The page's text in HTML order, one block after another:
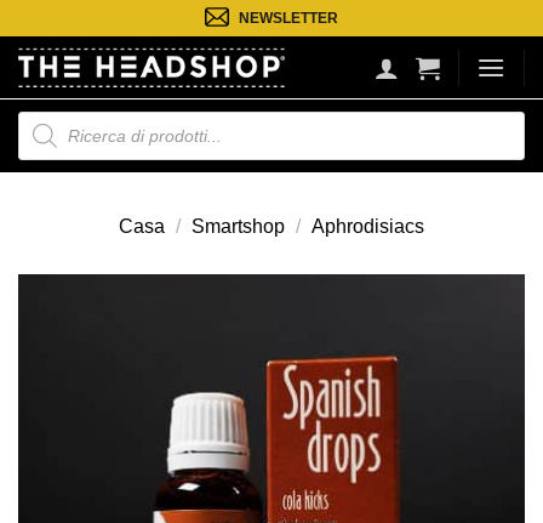
contenuti
NEWSLETTER
Ricerca
prodotti
Casa / Smartshop / Aphrodisiacs